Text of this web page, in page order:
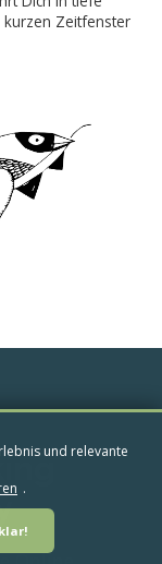
Zeitfenster
und relevante
.